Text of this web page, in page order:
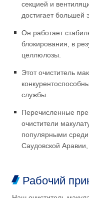
секцией и
достигает большей
Он работает
блокирования, в
целлюлозы.
Этот очиститель
службы.
Перечисленные
очистители
популярными среди
Саудовской
Рабочий